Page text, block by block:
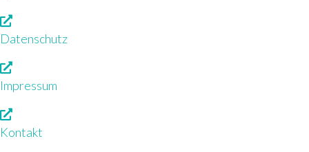
Datenschutz
Impressum
Kontakt